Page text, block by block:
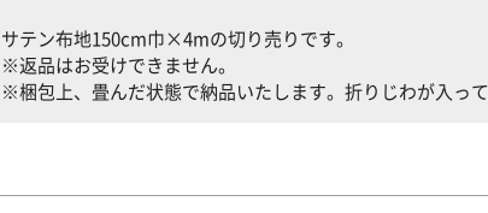
サテン布地150cm巾×4mの切り売りです。
※返品はお受けできません。
※梱包上、畳んだ状態で納品いたします。折りじわが入っ